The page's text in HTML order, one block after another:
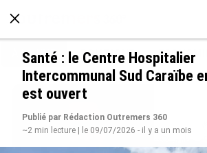
À LA UNE POLITIQUE ECONOMIE
Santé : le Centre Hospitalier
Intercommunal Sud Caraïbe
est ouvert
Publié par Rédaction Outremers 360
~2 min lecture | le 09/07/2026 - il y a un mois